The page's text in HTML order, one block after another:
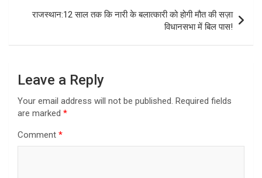
राजस्थान:12 साल तक कि नारी के बलात्कारी को होगी मौत की सज़ा
विधानसभा में बिल पास!
Leave a Reply
Your email address will not be published. Required fields
are marked *
Comment *